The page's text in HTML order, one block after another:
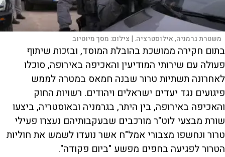
משטרת גרמניה, אילוסטרציה. | צילום:מסך מיוטיוב
בתום חקירה ממושכת בהובלת המוסד, ובזכות שיתוף
פעולה עם שירותי המודיעין והאכיפה באירופה, סוכלו
לאחרונה תשתיות טרור שבנה חמאס במטרה לממש
פיגועים נגד יעדים ישראלים ויהודים. רשויות החוק
והאכיפה באירופה, בין היתר, בגרמניה ובאוסטריה, ביצעו
שורת מבצעי לוט"ר מורכבים שבעקבותיהם נעצרו פעילי
טרור ונחשפו מצבורי אמל"ח אשר נועדו לשמש את חוליות
הטרור לפגיעה בחפים מפשע "ביום פקודה".